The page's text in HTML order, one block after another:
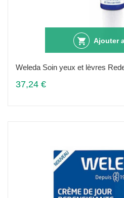
Ajouter
Weleda Soin yeux et lèvres
37,24 €